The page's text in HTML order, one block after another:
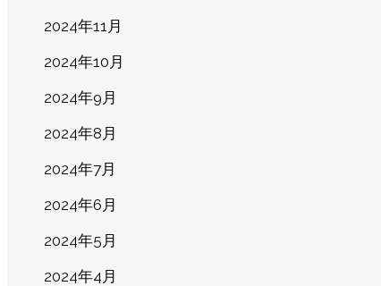
2024年11月
2024年10月
2024年9月
2024年8月
2024年7月
2024年6月
2024年5月
2024年4月